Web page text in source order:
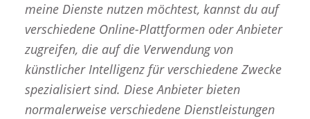
meine Dienste nutzen möchtest, kannst du auf
verschiedene Online-Plattformen oder Anbieter
zugreifen, die auf die Verwendung von
künstlicher Intelligenz für verschiedene Zwecke
spezialisiert sind. Diese Anbieter bieten
normalerweise verschiedene Dienstleistungen